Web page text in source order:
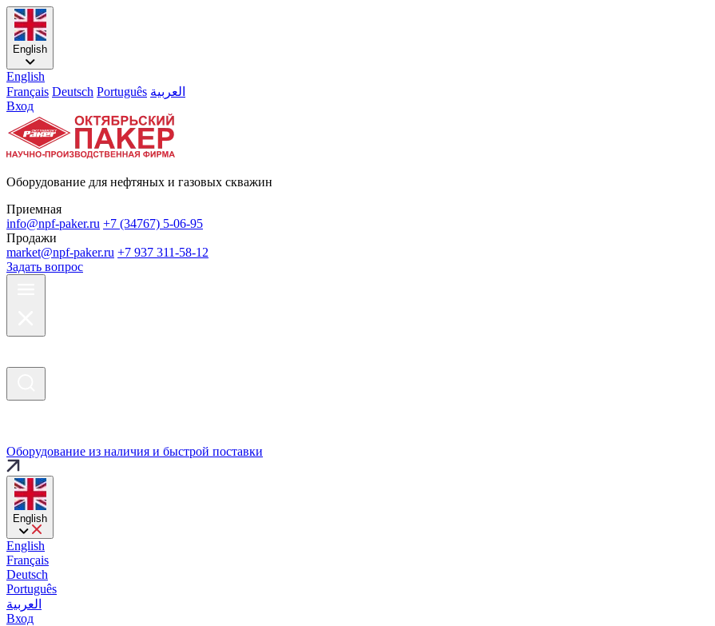
English
English
Français Deutsch Português العربية
Вход
Оборудование для нефтяных и газовых скважин
Приемная
info@npf-paker.ru +7 (34767) 5-06-95
Продажи
market@npf-paker.ru +7 937 311-58-12
Задать вопрос
Оборудование из наличия и быстрой поставки
English
English
Français
Deutsch
Português
العربية
Вход